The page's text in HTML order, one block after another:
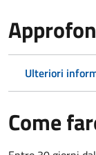
Ulteriori
Come